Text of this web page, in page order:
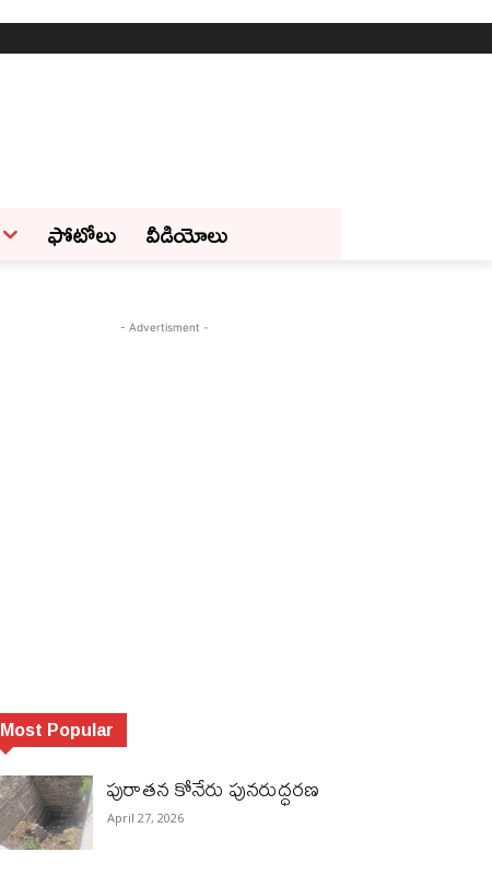
ఫోటోలు వీడియోలు
- Advertisment -
Most Popular
పురాత‌న కోనేరు పున‌రుద్ధ‌ర‌ణ
April 27, 2026